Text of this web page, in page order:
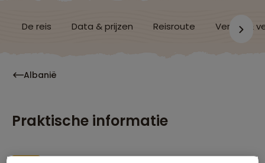
De reis Data & prijzen Reisroute Verblijf &
Albanië
Praktische informatie